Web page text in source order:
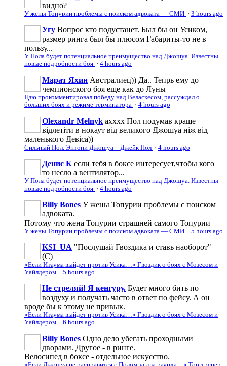
видно?
У жены Топурии проблемы с поиском адвоката — СМИ · 3 hours ago
Угу Вопрос кто подустанет. Был бы он Усиком,
размер ринга был бы плюсом Габариты-то не в
пользу...
У Пола будет потенциальное преимущество над Джошуа. Известны
новые подробности боя · 4 hours ago
Марат Яхин Австралиец)) Да.. Тепрь ему до
чемпионского боя еще как до Луны
Цзю прокомментировал победу над Веласкесом, рассуждал о
больших боях и режиме терминатора · 4 hours ago
Olexandr Melnyk ахххх Пол подумав краще
відлетіти в нокаут від великого Джошуа ніж від
маленького Девіса))
Сильный Пол. Энтони Джошуа – Джейк Пол · 4 hours ago
Денис К если тебя в боксе интересует,чтобы кого
то несло а вентилятор...
У Пола будет потенциальное преимущество над Джошуа. Известны
новые подробности боя · 4 hours ago
Billy Bones У жены Топурии проблемы с поиском
адвоката.
Потому что жена Топурии страшней самого Топурии
У жены Топурии проблемы с поиском адвоката — СМИ · 5 hours ago
KSI_UA "Послушай Гвоздика и ставь наоборот"
(С)
«Если Итаума выйдет против Усика…» Гвоздик о боях с Мозесом и
Уайлдером · 5 hours ago
Не стреляй! Я кенгуру. Будет много бить по
воздуху и получать часто в ответ по фейсу. А он
вроде бы к этому не привык.
«Если Итаума выйдет против Усика…» Гвоздик о боях с Мозесом и
Уайлдером · 6 hours ago
Billy Bones Одно дело убегать проходными
дворами. Другое - в ринге.
Велосипед в боксе - отдельное искусство.